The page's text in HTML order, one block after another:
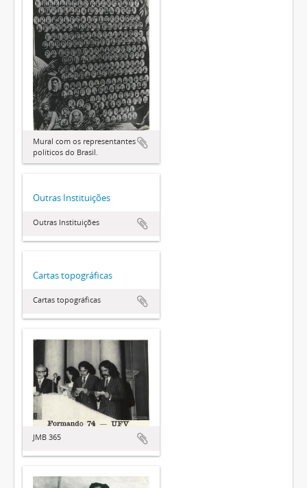
Mural com os representantes
políticos do Brasil.
Outras Instituições
Outras Instituições
Cartas topográficas
Cartas topográficas
JMB 365